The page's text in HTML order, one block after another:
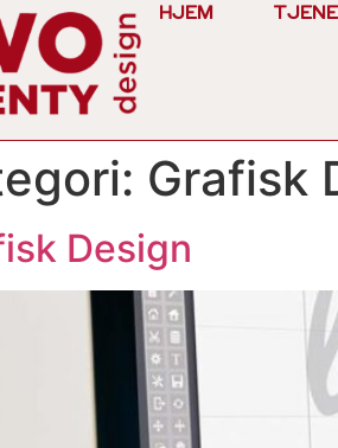
HJEM
Grafisk
Design